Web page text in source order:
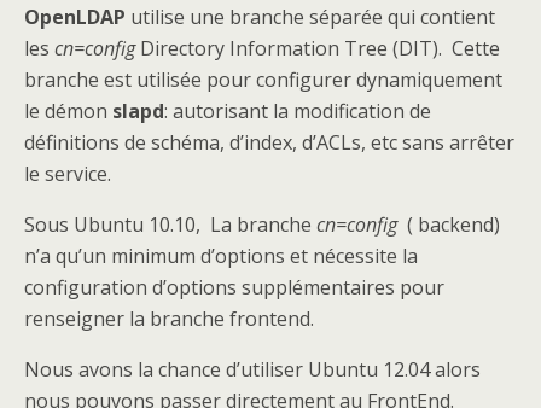
OpenLDAP utilise une branche séparée qui contient
les cn=configDirectory Information Tree (DIT). Cette
branche est utilisée pour configurer dynamiquement
le démon slapd: autorisant la modification de
définitions de schéma, d’index, d’ACLs, etc sans arrêter
le service.
Sous Ubuntu 10.10, La branche cn=config( backend)
n’a qu’un minimum d’options et nécessite la
configuration d’options supplémentaires pour
renseigner la branche frontend.
Nous avons la chance d’utiliser Ubuntu 12.04 alors
nous pouvons passer directement au FrontEnd.